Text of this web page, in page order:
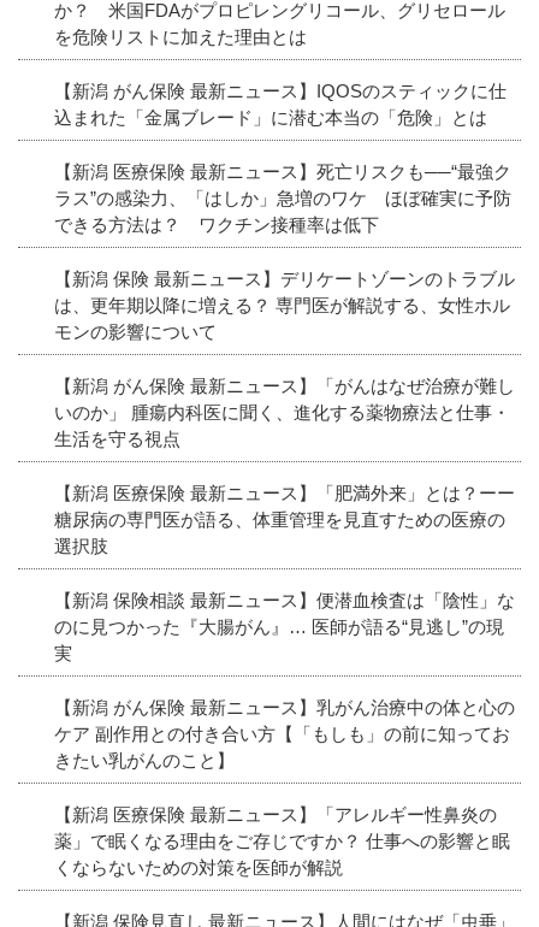
か？ 米国FDAがプロピレングリコール、グリセロール
を危険リストに加えた理由とは
【新潟 がん保険 最新ニュース】IQOSのスティックに仕
込まれた「金属ブレード」に潜む本当の「危険」とは
【新潟 医療保険 最新ニュース】死亡リスクも──“最強ク
ラス”の感染力、「はしか」急増のワケ ほぼ確実に予防
できる方法は？ ワクチン接種率は低下
【新潟 保険 最新ニュース】デリケートゾーンのトラブル
は、更年期以降に増える？ 専門医が解説する、女性ホル
モンの影響について
【新潟 がん保険 最新ニュース】「がんはなぜ治療が難し
いのか」 腫瘍内科医に聞く、進化する薬物療法と仕事・
生活を守る視点
【新潟 医療保険 最新ニュース】「肥満外来」とは？ーー
糖尿病の専門医が語る、体重管理を見直すための医療の
選択肢
【新潟 保険相談 最新ニュース】便潜血検査は「陰性」な
のに見つかった『大腸がん』… 医師が語る“見逃し”の現
実
【新潟 がん保険 最新ニュース】乳がん治療中の体と心の
ケア 副作用との付き合い方【「もしも」の前に知ってお
きたい乳がんのこと】
【新潟 医療保険 最新ニュース】「アレルギー性鼻炎の
薬」で眠くなる理由をご存じですか？ 仕事への影響と眠
くならないための対策を医師が解説
【新潟 保険見直し 最新ニュース】人間にはなぜ「虫垂」